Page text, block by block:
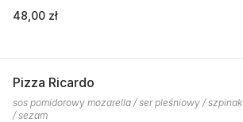
48,00 zł
Pizza Ricardo
sos pomidorowy mozarella / ser pleśniowy / szpinak
/ sezam